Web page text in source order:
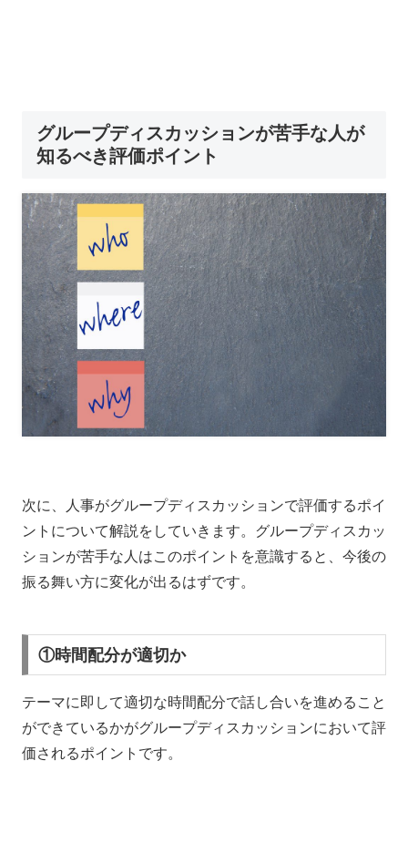
グループディスカッションが苦手な人が
知るべき評価ポイント
次に、人事がグループディスカッションで評価するポイ
ントについて解説をしていきます。グループディスカッ
ションが苦手な人はこのポイントを意識すると、今後の
振る舞い方に変化が出るはずです。
①時間配分が適切か
テーマに即して適切な時間配分で話し合いを進めること
ができているかがグループディスカッションにおいて評
価されるポイントです。